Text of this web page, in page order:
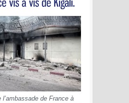
l’ambassade de France à